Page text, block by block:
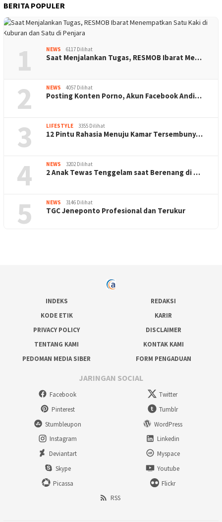
BERITA POPULER
1 NEWS 6117 Dilihat
Saat Menjalankan Tugas, RESMOB Ibarat Me…
2 NEWS 4057 Dilihat
Posting Konten Porno, Akun Facebook Andi…
3 LIFESTYLE 3355 Dilihat
12 Pintu Rahasia Menuju Kamar Tersembuny…
4 NEWS 3202 Dilihat
2 Anak Tewas Tenggelam saat Berenang di …
5 NEWS 3146 Dilihat
TGC Jeneponto Profesional dan Terukur
INDEKS
REDAKSI
KODE ETIK
KARIR
PRIVACY POLICY
DISCLAIMER
TENTANG KAMI
KONTAK KAMI
PEDOMAN MEDIA SIBER
FORM PENGADUAN
JARINGAN SOCIAL
Facebook
Twitter
Pinterest
Tumblr
Stumbleupon
WordPress
Instagram
Linkedin
Deviantart
Myspace
Skype
Youtube
Picassa
Flickr
RSS